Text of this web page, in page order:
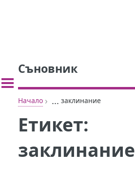
Съновник
Начало › ... заклинание
Етикет:
заклинание